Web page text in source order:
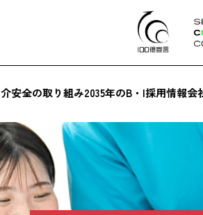
安全の取り組み2035年のB・I採用情報会